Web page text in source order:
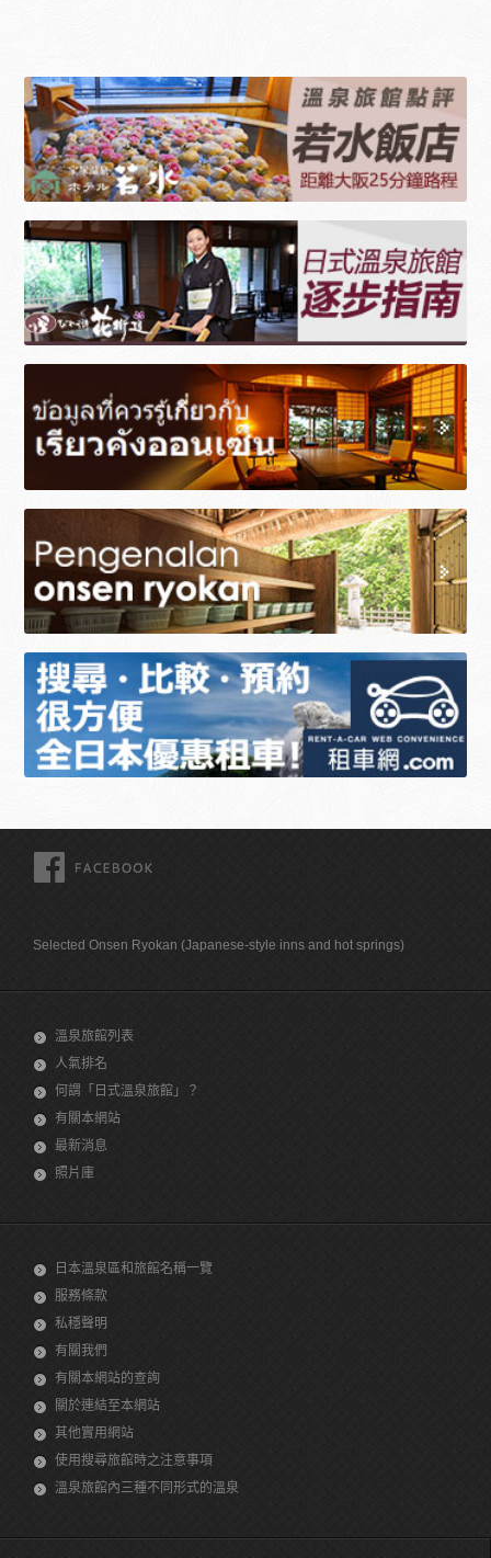
Selected Onsen Ryokan (Japanese-style inns and hot springs)
溫泉旅館列表
人氣排名
何謂「日式溫泉旅館」？
有關本網站
最新消息
照片庫
日本溫泉區和旅館名稱一覽
服務條款
私穩聲明
有關我們
有關本網站的查詢
關於連結至本網站
其他實用網站
使用搜尋旅館時之注意事項
溫泉旅館內三種不同形式的溫泉